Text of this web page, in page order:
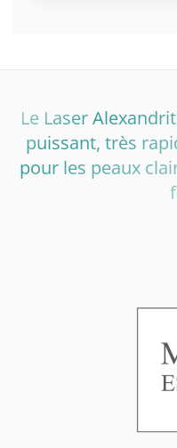
Le Laser
puissant, très
pour les peaux